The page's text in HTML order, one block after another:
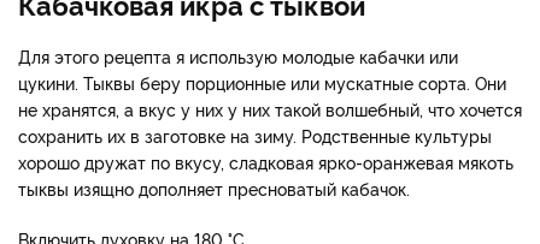
Для этого рецепта я использую молодые кабачки или
цукини. Тыквы беру порционные или мускатные сорта. Они
не хранятся, а вкус у них у них такой волшебный, что хочется
сохранить их в заготовке на зиму. Родственные культуры
хорошо дружат по вкусу, сладковая ярко-оранжевая мякоть
тыквы изящно дополняет пресноватый кабачок.
Включить духовку на 180 °С.